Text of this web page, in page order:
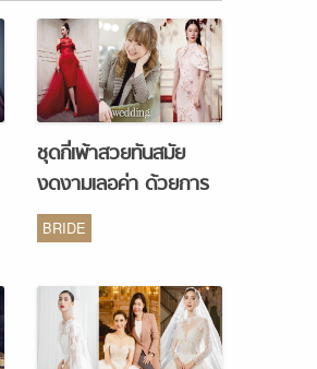
ชุดกี่เพ้าสวยทันสมัย
งดงามเลอค่า ด้วยการ
รังสรรค์จากห้องเสื้อ
Monique Wedding
BRIDE